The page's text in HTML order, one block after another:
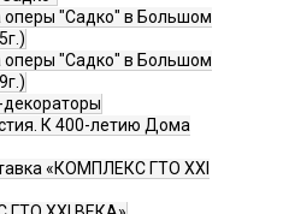
оперы "Садко" в Большом
оперы "Садко" в Большом
К 400-летию Дома
«КОМПЛЕКС ГТО XXI